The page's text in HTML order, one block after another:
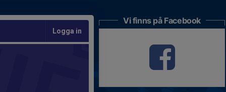
Logga in
Vi finns på Facebook